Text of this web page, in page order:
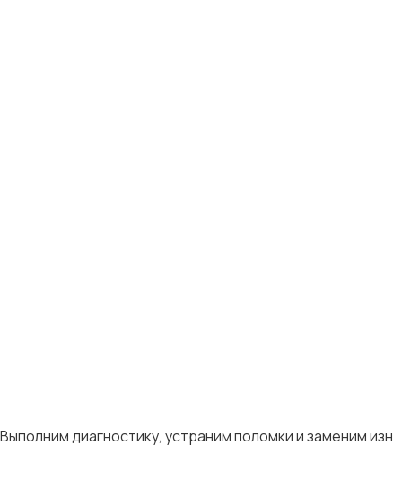
Выполним диагностику, устраним поломки и заменим